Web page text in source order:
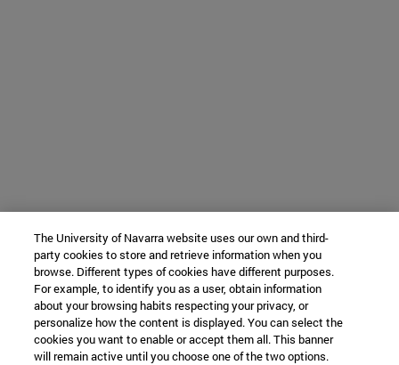
The University of Navarra website uses our own and third-
party cookies to store and retrieve information when you
browse. Different types of cookies have different purposes.
For example, to identify you as a user, obtain information
about your browsing habits respecting your privacy, or
personalize how the content is displayed. You can select the
cookies you want to enable or accept them all. This banner
will remain active until you choose one of the two options.